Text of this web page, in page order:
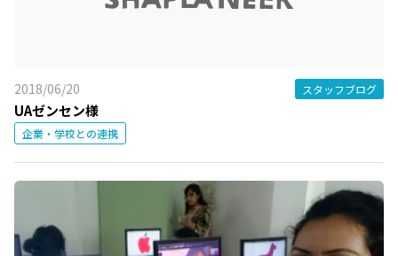
2018/06/20 スタッフブログ
UAゼンセン様
企業・学校との連携